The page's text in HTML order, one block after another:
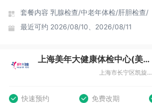
套餐内容 乳腺检查/中老年体检/肝胆检查/
最近可约 2026/08/10、2026/08/11
上海美年大健康体检中心(美楷分院)
上海市长宁区凯旋路369号B1层08室
快速预约 免费改期